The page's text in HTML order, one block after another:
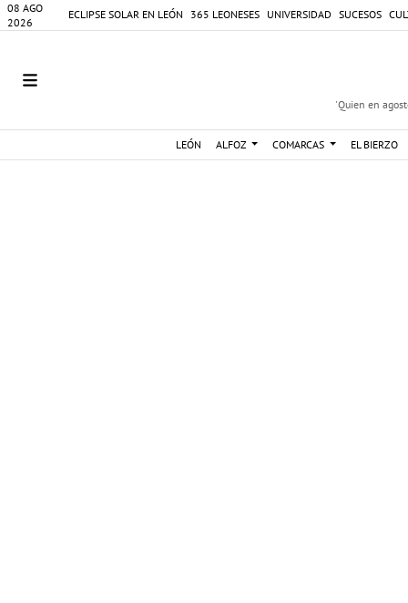
08 AGO
2026
ECLIPSE SOLAR EN LEÓN 365 LEONESES UNIVERSIDAD SUCESOS
'Quien en
LEÓN ALFOZ COMARCAS EL BIERZO